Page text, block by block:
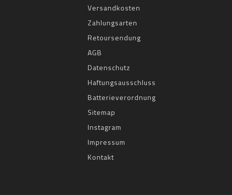
Versandkosten
Zahlungsarten
Retoursendung
AGB
Datenschutz
Haftungsausschluss
Batterieverordnung
Sitemap
Instagram
Impressum
Kontakt